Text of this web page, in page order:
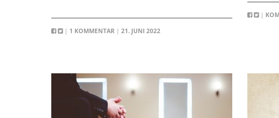
| 1 KOMMENTAR | 21. JUNI 2022
|